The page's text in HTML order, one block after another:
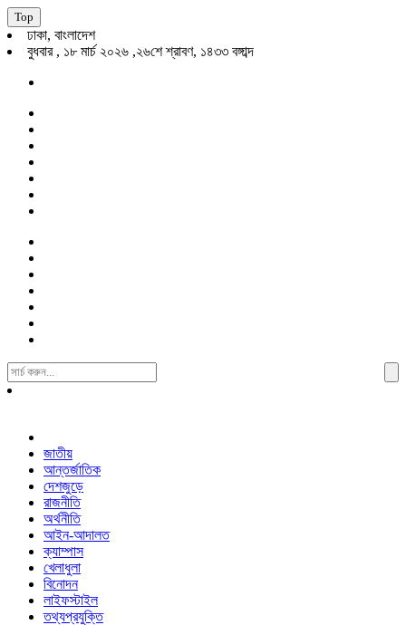
Top
ঢাকা, বাংলাদেশ
বুধবার , ১৮ মার্চ ২০২৬ ,২৬শে শ্রাবণ, ১৪৩৩ বঙ্গাব্দ
Search
For:
জাতীয়
আন্তর্জাতিক
দেশজুড়ে
রাজনীতি
অর্থনীতি
আইন-আদালত
ক্যাম্পাস
খেলাধুলা
বিনোদন
লাইফস্টাইল
তথ্যপ্রযুক্তি